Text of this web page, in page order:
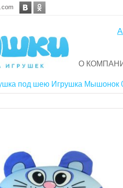
О
под шею Игрушка Мышонок